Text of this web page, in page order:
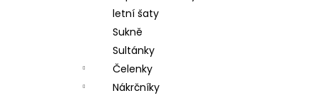
letní šaty
Sukně
Sultánky
Čelenky
Nákrčníky